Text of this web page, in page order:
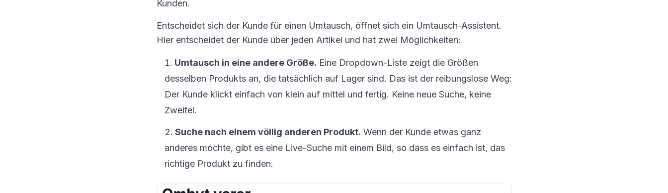
Kunden.
Entscheidet sich der Kunde für einen Umtausch, öffnet sich ein Umtausch-Assistent.
Hier entscheidet der Kunde über jeden Artikel und hat zwei Möglichkeiten:
Umtausch in eine andere Größe. Eine Dropdown-Liste zeigt die Größen
desselben Produkts an, die tatsächlich auf Lager sind. Das ist der reibungslose Weg:
Der Kunde klickt einfach von klein auf mittel und fertig. Keine neue Suche, keine
Zweifel.
Suche nach einem völlig anderen Produkt. Wenn der Kunde etwas ganz
anderes möchte, gibt es eine Live-Suche mit einem Bild, so dass es einfach ist, das
richtige Produkt zu finden.